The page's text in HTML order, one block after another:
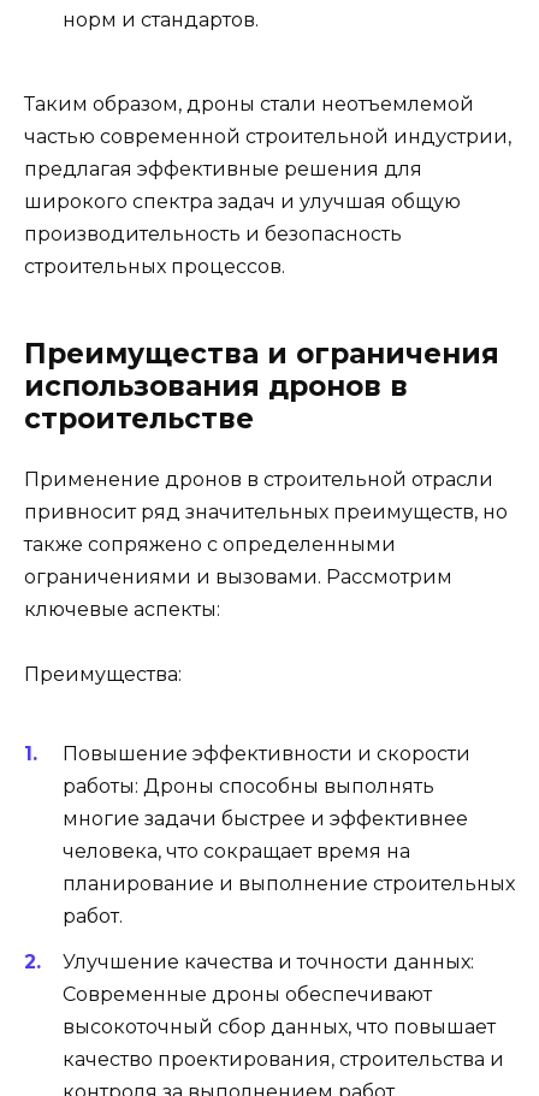
норм и стандартов.
Таким образом, дроны стали неотъемлемой
частью современной строительной индустрии,
предлагая эффективные решения для
широкого спектра задач и улучшая общую
производительность и безопасность
строительных процессов.
Преимущества и ограничения
использования дронов в
строительстве
Применение дронов в строительной отрасли
привносит ряд значительных преимуществ, но
также сопряжено с определенными
ограничениями и вызовами. Рассмотрим
ключевые аспекты:
Преимущества:
Повышение эффективности и скорости
работы: Дроны способны выполнять
многие задачи быстрее и эффективнее
человека, что сокращает время на
планирование и выполнение строительных
работ.
Улучшение качества и точности данных:
Современные дроны обеспечивают
высокоточный сбор данных, что повышает
качество проектирования, строительства и